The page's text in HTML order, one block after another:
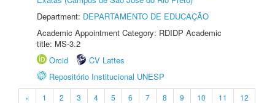
Department: DEPARTAMENTO DE EDUCAÇÃO
Academic Appointment Category: RDIDP Academic
title: MS-3.2
Orcid
CV Lattes
Repositório Institucional UNESP
« 1 2 3 4 5 6 7 8 9 10 11
12